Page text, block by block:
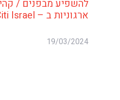
להשפיע מבפנים /
ארגוניות ב – Citi Israel
19/03/2024